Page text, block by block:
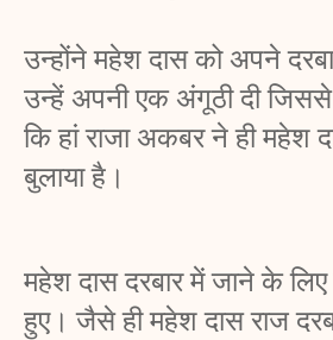
उन्होंने महेश दास को अपने
उन्हें अपनी एक अंगूठी दी
कि हां राजा अकबर ने ही महेश
बुलाया है।
महेश दास दरबार में जाने के
हुए। जैसे ही महेश दास राज